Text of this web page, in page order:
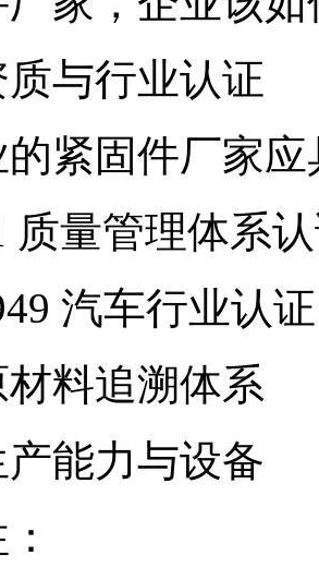
与行业认证
紧固件厂家应
质量管理体系
汽车行业认
料追溯体系
能力与设备